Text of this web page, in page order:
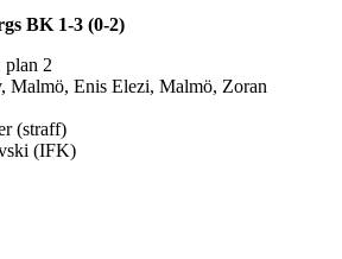
BK 1-3 (0-2)
plan 2
Malmö, Enis Elezi, Malmö, Zoran
(straff)
(IFK)